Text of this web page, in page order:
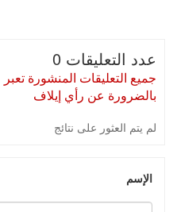
عدد التعليقات 0
جميع التعليقات المنشورة تعبر
بالضرورة عن رأي إيلاف
لم يتم العثور على نتائج
الإسم